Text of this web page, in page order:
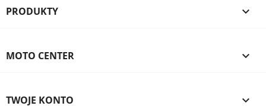
PRODUKTY 
MOTO CENTER 
TWOJE KONTO 